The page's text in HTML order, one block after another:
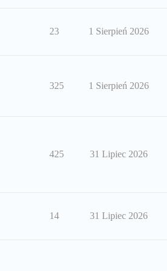
23 1 Sierpień 2026
325 1 Sierpień 2026
425 31 Lipiec 2026
14 31 Lipiec 2026